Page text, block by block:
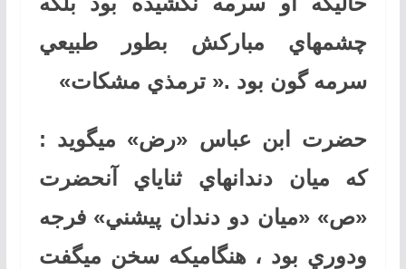
چشمهاي مباركش بطور طبيعي
سرمه گون بود .« ترمذي مشكات»
حضرت ابن عباس «رض» ميگويد :
كه ميان دندانهاي ثناياي آنحضرت
«ص» «ميان دو دندان پيشني» فرجه
ودوري بود ، هنگاميكه سخن ميگفت